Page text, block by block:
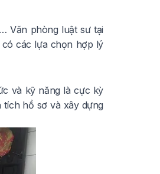
Văn phòng luật sư tại
các lựa chọn hợp lý
và kỹ năng là cực kỳ
tích hồ sơ và xây dựng